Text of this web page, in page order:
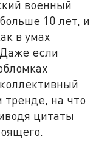
военный
10 лет, и
в умах
если
тренде, на что
цитаты